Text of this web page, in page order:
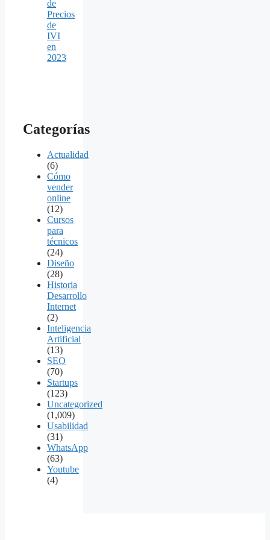
de
Precios
de
IVI
en
2023
Categorías
Actualidad
(6)
Cómo
vender
online
(12)
Cursos
para
técnicos
(24)
Diseño
(28)
Historia
Desarrollo
Internet
(2)
Inteligencia
Artificial
(13)
SEO
(70)
Startups
(123)
Uncategorized
(1,009)
Usabilidad
(31)
WhatsApp
(63)
Youtube
(4)